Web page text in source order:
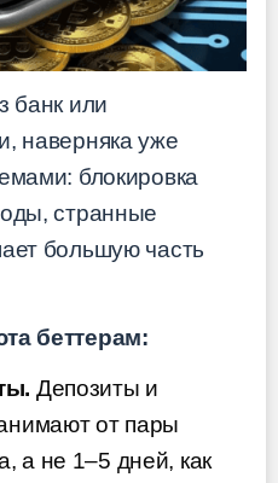
банк или
наверняка уже
блокировка
странные
большую часть
беттерам:
Депозиты и
от пары
а не 1–5 дней, как